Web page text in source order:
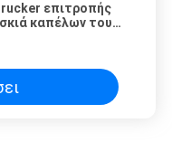
επιτροπής
καπέλων του